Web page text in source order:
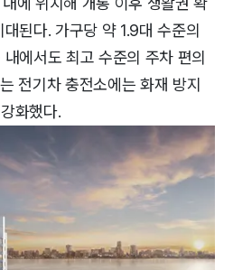
된다. 가구당 약 1.9대 수준의
에서도 최고 수준의 주차 편의
전기차 충전소에는 화재 방지
화했다.